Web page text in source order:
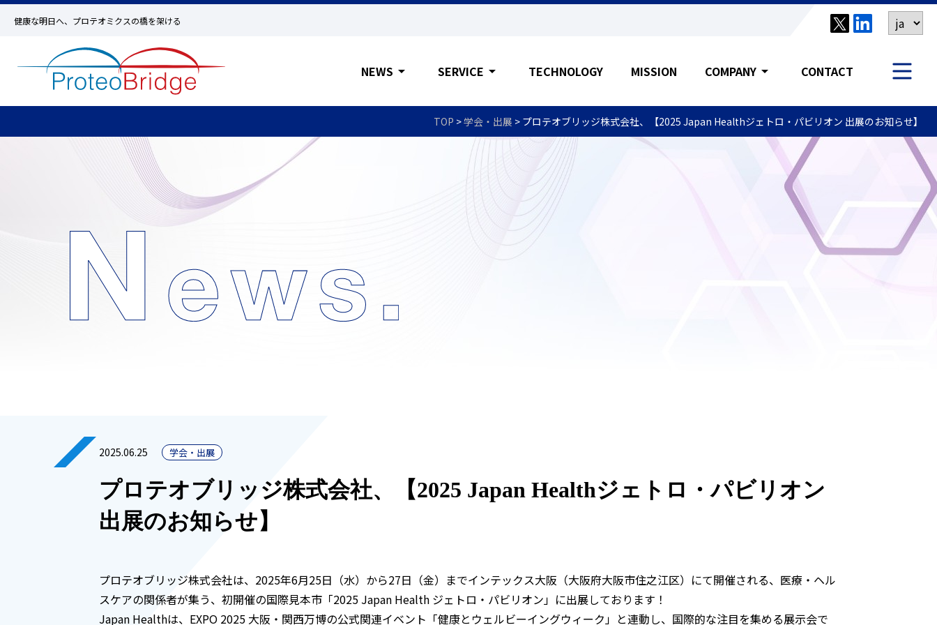
健康な明日へ、プロテオミクスの橋を架ける
NEWS arrow_drop_down SERVICE arrow_drop_down TECHNOLOGY MISSION COMPANY arrow_drop_down CONTACT
TOP >学会・出展 > プロテオブリッジ株式会社、【2025 Japan Healthジェトロ・パビリオン 出展のお知らせ】
2025.06.25 学会・出展
プロテオブリッジ株式会社、【2025 Japan Healthジェトロ・パビリオン
出展のお知らせ】
プロテオブリッジ株式会社は、2025年6月25日（水）から27日（金）までインテックス大阪（大阪府大阪市住之江区）にて開催される、医療・ヘル
スケアの関係者が集う、初開催の国際見本市「2025 Japan Health ジェトロ・パビリオン」に出展しております！
Japan Healthは、EXPO 2025 大阪・関西万博の公式関連イベント「健康とウェルビーイングウィーク」と連動し、国際的な注目を集める展示会で